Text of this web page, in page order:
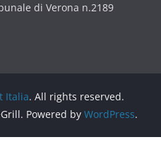
di Verona n.2189
Italia. All rights reserved.
Powered by WordPress.